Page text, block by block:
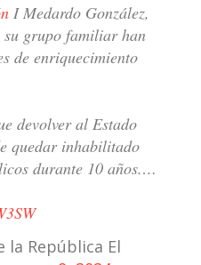
I Medardo González,
grupo familiar han
de enriquecimiento
devolver al Estado
quedar inhabilitado
durante 10 años.…
la República El